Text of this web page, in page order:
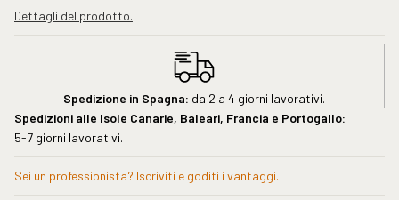
Dettagli del prodotto.
Spedizione in Spagna: da 2 a 4 giorni lavorativi.
Spedizioni alle Isole Canarie, Baleari, Francia e Portogallo:
5-7 giorni lavorativi.
Sei un professionista? Iscriviti e goditi i vantaggi.